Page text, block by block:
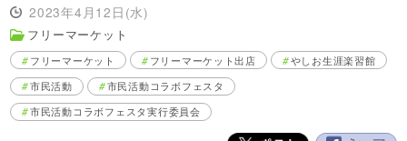
2023年4月12日(水)
フリーマーケット
フリーマーケット フリーマーケット出店
やしお生涯楽習館
市民活動
市民活動コラボフェスタ
市民活動コラボフェスタ実行委員会